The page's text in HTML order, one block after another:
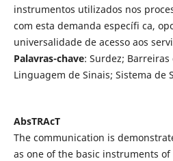
instrumentos utilizados nos
com esta demanda específi ca,
universalidade de acesso aos
Palavras-chave: Surdez; Barreiras
Linguagem de Sinais; Sistema de
AbsTRAcT
The communication is
as one of the basic instruments